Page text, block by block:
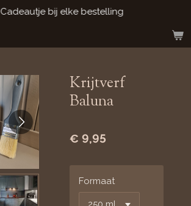
Cadeautje bij elke bestelling
Krijtverf
Baluna
€ 9,95
Formaat